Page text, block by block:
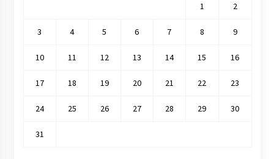
1
2
3 4 5 6 7 8 9
10 11 12 13 14 15 16
17 18 19 20 21 22 23
24 25 26 27 28 29 30
31